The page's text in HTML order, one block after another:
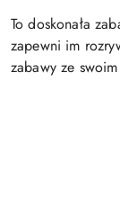
To doskonała
zapewni im
zabawy ze